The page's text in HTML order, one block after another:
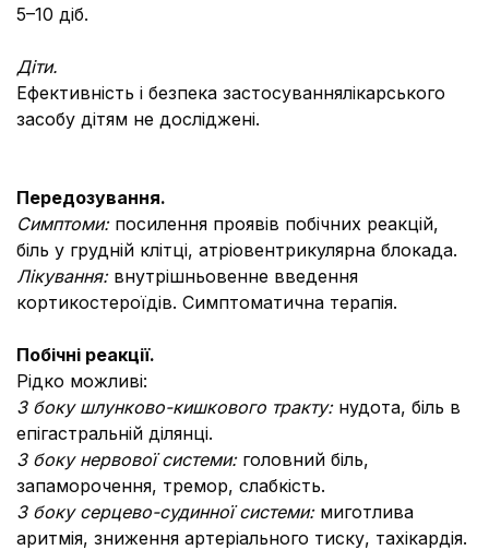
5–10 діб.
Діти.
Ефективність і безпека застосуваннялікарського
засобу дітям не досліджені.
Передозування.
Симптоми: посилення проявів побічних реакцій,
біль у грудній клітці, атріовентрикулярна блокада.
Лікування: внутрішньовенне введення
кортикостероїдів. Симптоматична терапія.
Побічні реакції.
Рідко можливі:
З боку шлунково-кишкового тракту: нудота, біль в
епігастральній ділянці.
З боку нервової системи: головний біль,
запаморочення, тремор, слабкість.
З боку серцево-судинної системи: миготлива
аритмія, зниження артеріального тиску, тахікардія.